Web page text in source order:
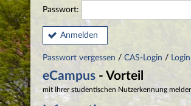
Passwort:
Anmelden
Passwort vergessen / CAS-Login /
eCampus - Vorteil
mit Ihrer studentischen Nutzerkennung